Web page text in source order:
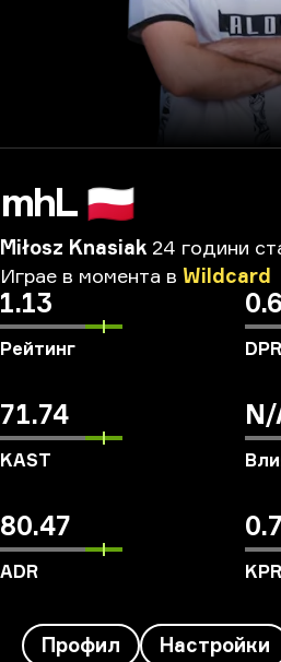
mhL 🇵🇱
Miłosz Knasiak 24 години
Играе в момента в Wildcard
1.13
Рейтинг DPR
71.74
KAST
80.47
ADR KPR
Профил Настройки